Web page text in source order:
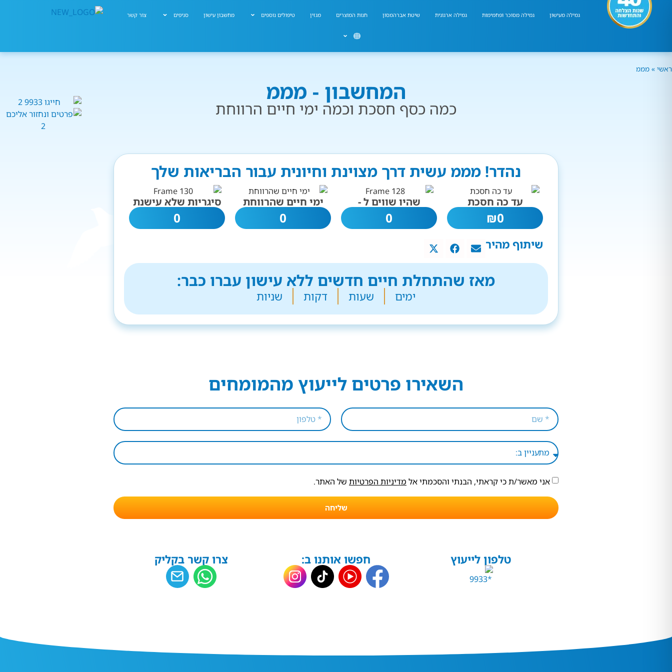
גמילה מעישון גמילה מסוכר ופחמימות גמילה ארגונית שיטת אברהמסון חנות המוצרים מגזין טיפולים נוספים מחשבון עישון סניפים צור קשר
ראשי » מממ
המחשבון - מממ
כמה כסף חסכת וכמה ימי חיים הרווחת
נהדר! מממ עשית דרך מצוינת וחיונית עבור הבריאות שלך
עד כה חסכת
0
₪
שהיו שווים ל -
0
ימי חיים שהרווחת
0
סיגריות שלא עישנת
0
שיתוף מהיר
מאז שהתחלת חיים חדשים ללא עישון עברו כבר:
ימים שעות דקות שניות
השאירו פרטים לייעוץ מהמומחים
אני מאשר/ת כי קראתי, הבנתי והסכמתי אל מדיניות הפרטיות של האתר.
שליחה
טלפון לייעוץ חפשו אותנו ב: צרו קשר בקליק